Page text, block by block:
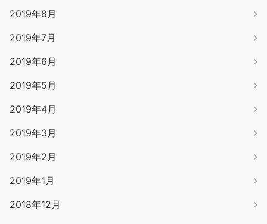
2019年8月
2019年7月
2019年6月
2019年5月
2019年4月
2019年3月
2019年2月
2019年1月
2018年12月